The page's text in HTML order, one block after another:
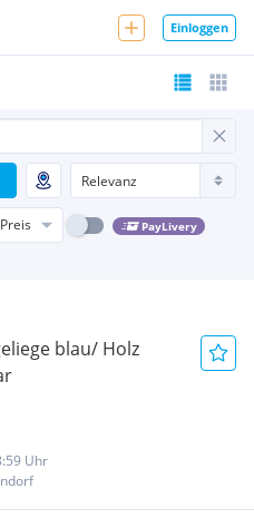
Einloggen
Preis PayLivery
blau/ Holz
Uhr